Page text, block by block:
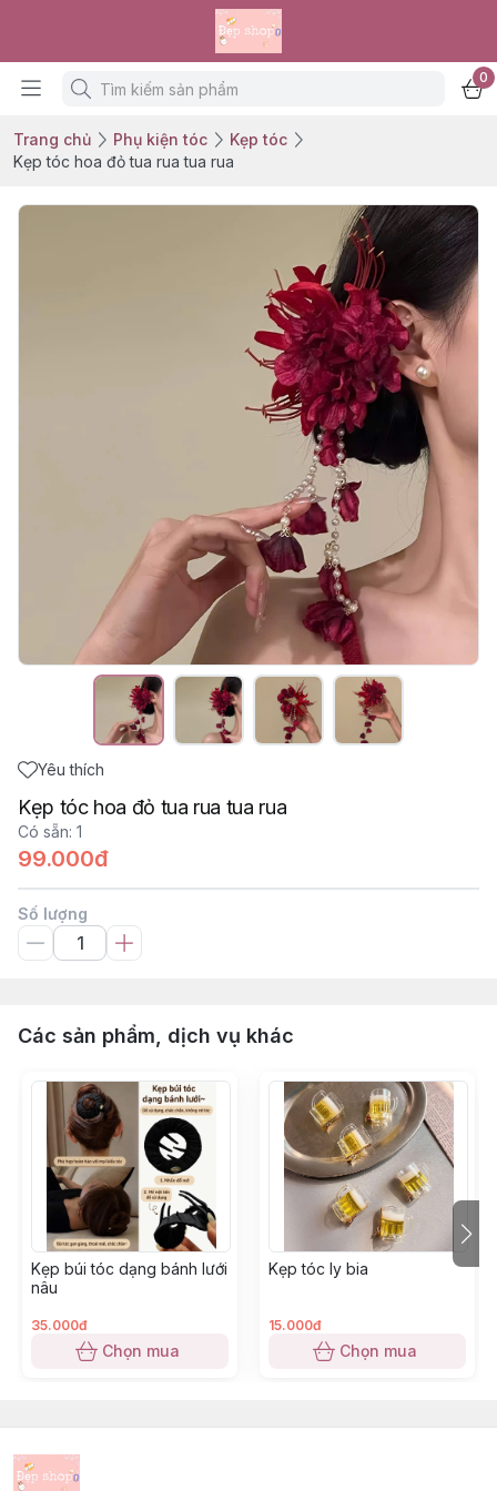
0
Trang chủ Phụ kiện tóc
Kẹp tóc
Kẹp tóc hoa đỏ tua rua tua rua
Yêu thích
Kẹp tóc hoa đỏ tua rua tua rua
Có sẵn: 1
99.000đ
Số lượng
Các sản phẩm, dịch vụ khác
Kẹp búi tóc dạng bánh lưới
nâu
35.000đ
Chọn mua
Kẹp tóc ly bia
15.000đ
Chọn mua